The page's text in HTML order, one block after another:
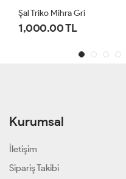
Şal Triko Mihra Gri
1,000.00 TL
Kurumsal
İletişim
Sipariş Takibi